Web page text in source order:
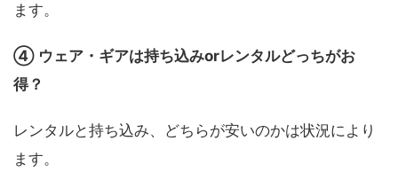
ます。
④ ウェア・ギアは持ち込みorレンタルどっちがお
得？
レンタルと持ち込み、どちらが安いのかは状況により
ます。